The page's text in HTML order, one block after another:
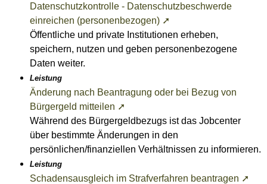
Datenschutzkontrolle - Datenschutzbeschwerde
einreichen (personenbezogen) ➚
Öffentliche und private Institutionen erheben,
speichern, nutzen und geben personenbezogene
Daten weiter.
Leistung
Änderung nach Beantragung oder bei Bezug von
Bürgergeld mitteilen ➚
Während des Bürgergeldbezugs ist das Jobcenter
über bestimmte Änderungen in den
persönlichen/finanziellen Verhältnissen zu informieren.
Leistung
Schadensausgleich im Strafverfahren beantragen ➚